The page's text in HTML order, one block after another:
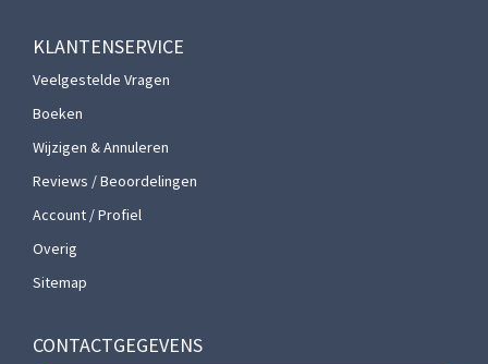
KLANTENSERVICE
Veelgestelde Vragen
Boeken
Wijzigen & Annuleren
Reviews / Beoordelingen
Account / Profiel
Overig
Sitemap
CONTACTGEGEVENS